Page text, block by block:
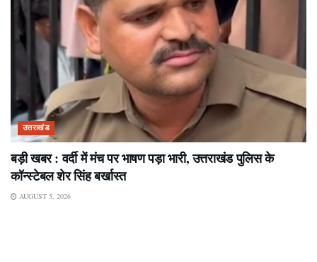
उत्तराखंड
बड़ी खबर : वर्दी में मंच पर भाषण पड़ा भारी, उत्तराखंड पुलिस के
कॉन्स्टेबल शेर सिंह बर्खास्त
AUGUST 5, 2026